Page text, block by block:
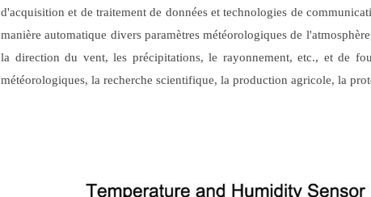
d'acquisition et de traitement de données et technologies de
manière automatique divers paramètres météorologiques de
la direction du vent, les précipitations, le rayonnement, etc., et de
météorologiques, la recherche scientifique, la production agricole, la